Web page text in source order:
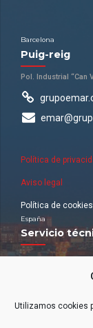
Utilizamos cookies
Barcelona
Puig-reig
Pol. Industrial “Can
Política de
Aviso legal
Política de cookies
España
Servicio
CATALUÑA.